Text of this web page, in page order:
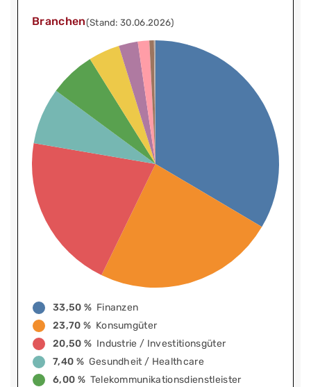
Branchen(Stand: 30.06.2026)
33,50 % Finanzen
23,70 % Konsumgüter
20,50 % Industrie / Investitionsgüter
7,40 % Gesundheit / Healthcare
6,00 % Telekommunikationsdienstleister